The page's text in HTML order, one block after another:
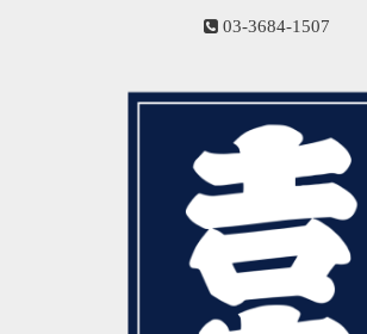
03-3684-1507